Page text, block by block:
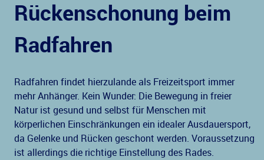
Rückenschonung beim
Radfahren
Radfahren findet hierzulande als Freizeitsport immer
mehr Anhänger. Kein Wunder: Die Bewegung in freier
Natur ist gesund und selbst für Menschen mit
körperlichen Einschränkungen ein idealer Ausdauersport,
da Gelenke und Rücken geschont werden. Voraussetzung
ist allerdings die richtige Einstellung des Rades.